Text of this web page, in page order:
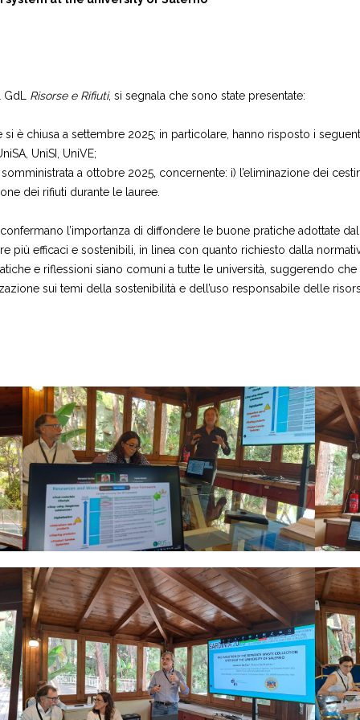
Risorse e Rifiuti, si segnala che sono state presentate:
è chiusa a settembre 2025; in particolare, hanno risposto i
UniSI, UniVE;
a ottobre 2025, concernente: i) l’eliminazione dei
dei rifiuti durante le lauree.
l’importanza di diffondere le buone pratiche adottate
più efficaci e sostenibili, in linea con quanto richiesto dalla
e riflessioni siano comuni a tutte le università, suggerendo
sui temi della sostenibilità e dell’uso responsabile delle